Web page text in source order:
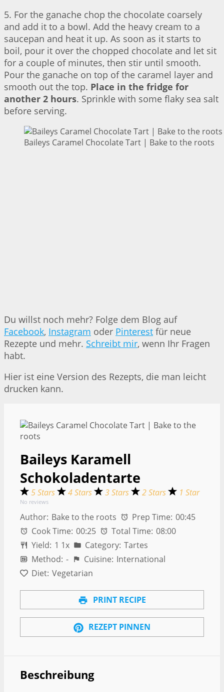
5. For the ganache chop the chocolate coarsely
and add it to a bowl. Add the heavy cream to a
saucepan and heat it up. As soon as it starts to
boil, pour it over the chopped chocolate and let sit
for a couple of minutes, then stir until smooth.
Pour the ganache on top of the caramel layer and
smooth out the top. Place in the fridge for
another 2 hours. Sprinkle with some flaky sea salt
before serving.
Baileys Caramel Chocolate Tart | Bake to the roots
Du willst noch mehr? Folge dem Blog auf
Facebook, Instagram oder Pinterest für neue
Rezepte und mehr. Schreibt mir, wenn Ihr Fragen
habt.
Hier ist eine Version des Rezepts, die man leicht
drucken kann.
Baileys Karamell
Schokoladentarte
5 Stars 4 Stars 3 Stars 2 Stars 1 Star
No reviews
Author: Bake to the roots Prep Time: 00:45
Cook Time: 00:25 Total Time: 08:00
Yield: 1 1x Category: Tartes
Method: - Cuisine: International
Diet: Vegetarian
PRINT RECIPE
REZEPT PINNEN
Beschreibung